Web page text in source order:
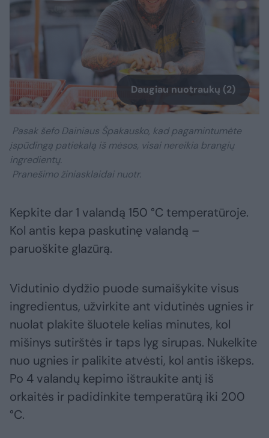
Daugiau nuotraukų (2)
Pasak šefo Dainiaus Špakausko, kad pagamintumėte
įspūdingą patiekalą iš mėsos, visai nereikia brangių
ingredientų.
Pranešimo žiniasklaidai nuotr.
Kepkite dar 1 valandą 150 °C temperatūroje.
Kol antis kepa paskutinę valandą –
paruoškite glazūrą.
Vidutinio dydžio puode sumaišykite visus
ingredientus, užvirkite ant vidutinės ugnies ir
nuolat plakite šluotele kelias minutes, kol
mišinys sutirštės ir taps lyg sirupas. Nukelkite
nuo ugnies ir palikite atvėsti, kol antis iškeps.
Po 4 valandų kepimo ištraukite antį iš
orkaitės ir padidinkite temperatūrą iki 200
°C.